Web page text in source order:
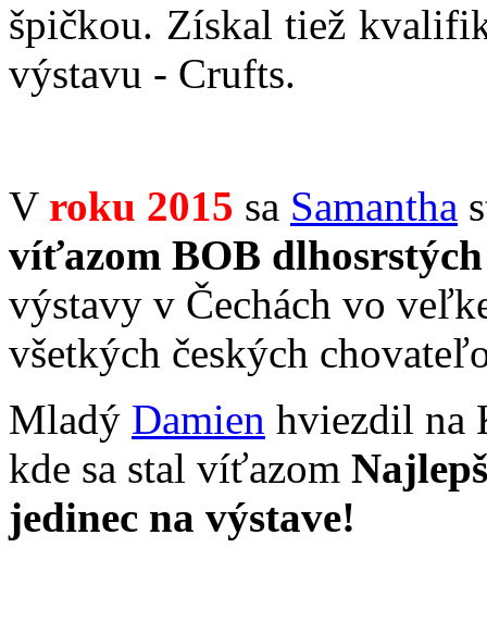
špičkou. Získal tiež
výstavu - Crufts.
V roku 2015 sa Samantha
víťazom BOB
výstavy v Čechách vo
všetkých českých
Mladý Damien hviezdil na
kde sa stal víťazom
jedinec na výstave!